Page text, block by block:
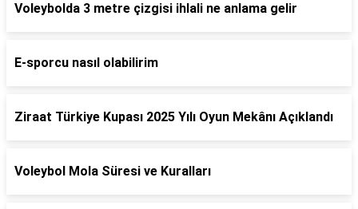
Voleybolda 3 metre çizgisi ihlali ne anlama gelir
E-sporcu nasıl olabilirim
Ziraat Türkiye Kupası 2025 Yılı Oyun Mekânı Açıklandı
Voleybol Mola Süresi ve Kuralları